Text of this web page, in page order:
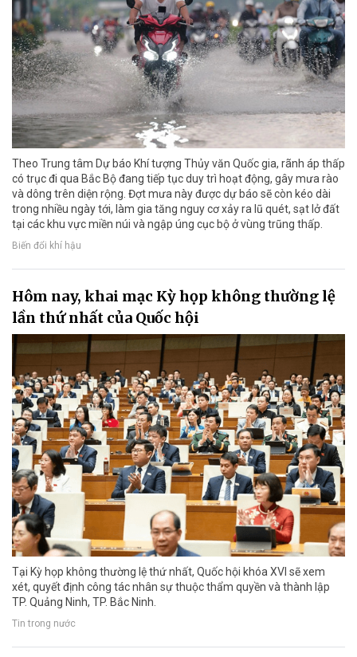
Theo Trung tâm Dự báo Khí tượng Thủy văn Quốc gia, rãnh áp thấp
có trục đi qua Bắc Bộ đang tiếp tục duy trì hoạt động, gây mưa rào
và dông trên diện rộng. Đợt mưa này được dự báo sẽ còn kéo dài
trong nhiều ngày tới, làm gia tăng nguy cơ xảy ra lũ quét, sạt lở đất
tại các khu vực miền núi và ngập úng cục bộ ở vùng trũng thấp.
Biến đổi khí hậu
Hôm nay, khai mạc Kỳ họp không thường lệ
lần thứ nhất của Quốc hội
Tại Kỳ họp không thường lệ thứ nhất, Quốc hội khóa XVI sẽ xem
xét, quyết định công tác nhân sự thuộc thẩm quyền và thành lập
TP. Quảng Ninh, TP. Bắc Ninh.
Tin trong nước